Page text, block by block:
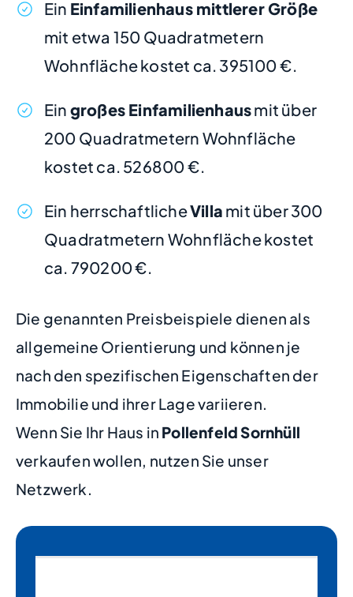
Ein Einfamilienhaus mittlerer Größe
mit etwa 150 Quadratmetern
Wohnfläche kostet ca. 395100 €.
Ein großes Einfamilienhausmit über
200 Quadratmetern Wohnfläche
kostet ca. 526800 €.
Ein herrschaftlicheVilla mit über 300
Quadratmetern Wohnfläche kostet
ca. 790200 €.
Die genannten Preisbeispiele dienen als
allgemeine Orientierung und können je
nach den spezifischen Eigenschaften der
Immobilie und ihrer Lage variieren.
Wenn Sie Ihr Haus in Pollenfeld Sornhüll
verkaufen wollen, nutzen Sie unser
Netzwerk.